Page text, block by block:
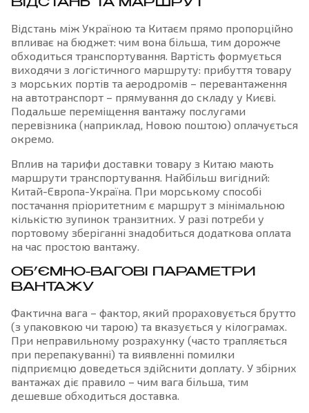
ВІДСТАНЬ ТА МАРШРУТ
Відстань між Україною та Китаєм прямо пропорційно
впливає на бюджет: чим вона більша, тим дорожче
обходиться транспортування. Вартість формується
виходячи з логістичного маршруту: прибуття товару
з морських портів та аеродромів – перевантаження
на автотранспорт – прямування до складу у Києві.
Подальше переміщення вантажу послугами
перевізника (наприклад, Новою поштою) оплачується
окремо.
Вплив на тарифи доставки товару з Китаю мають
маршрути транспортування. Найбільш вигідний:
Китай-Європа-Україна. При морському способі
постачання пріоритетним є маршрут з мінімальною
кількістю зупинок транзитних. У разі потреби у
портовому зберіганні знадобиться додаткова оплата
на час простою вантажу.
ОБ’ЄМНО-ВАГОВІ ПАРАМЕТРИ
ВАНТАЖУ
Фактична вага – фактор, який прораховується брутто
(з упаковкою чи тарою) та вказується у кілограмах.
При неправильному розрахунку (часто трапляється
при перепакуванні) та виявленні помилки
підприємцю доведеться здійснити доплату. У збірних
вантажах діє правило – чим вага більша, тим
дешевше обходиться доставка.